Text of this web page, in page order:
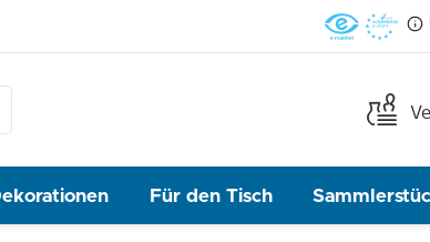
Für den Tisch